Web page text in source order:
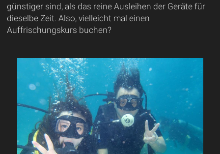
günstiger sind, als das reine Ausleihen der Geräte für
dieselbe Zeit. Also, vielleicht mal einen
Auffrischungskurs buchen?